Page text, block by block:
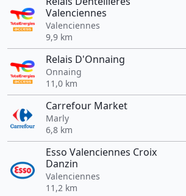
Valenciennes
Valenciennes
9,9 km
Relais D'Onnaing
Onnaing
11,0 km
Carrefour Market
Marly
6,8 km
Esso Valenciennes Croix
Danzin
Valenciennes
11,2 km